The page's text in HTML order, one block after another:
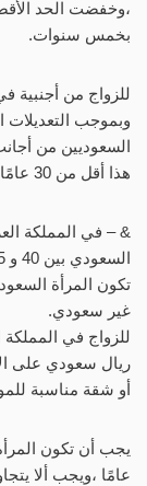
،وخفضت الحد
بخمس سنوات.
للزواج من أجنبية
هذا أقل من 30 عامًا في الحالة السابقة.
& – في المملكة
غير سعودي.
ريال سعودي على
أو شقة مناسبة
عامًا ،ويجب ألا